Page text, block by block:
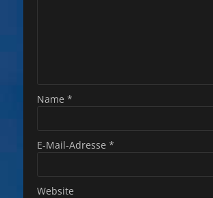
Name *
E-Mail-Adresse *
Website